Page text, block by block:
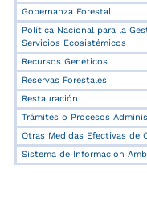
Gobernanza Forestal
Política Nacional para la
Servicios Ecosistémicos
Recursos Genéticos
Reservas Forestales
Restauración
Trámites o Procesos
Otras Medidas Efectivas de
Sistema de Información